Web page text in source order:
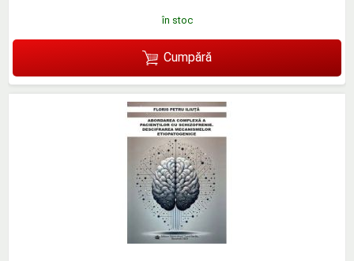
în stoc
Cumpără